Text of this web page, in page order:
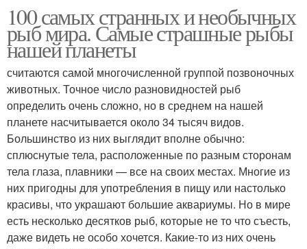
100 самых странных и необычных
рыб мира. Самые страшные рыбы
нашей планеты
считаются самой многочисленной группой позвоночных
животных. Точное число разновидностей рыб
определить очень сложно, но в среднем на нашей
планете насчитывается около 34 тысяч видов.
Большинство из них выглядит вполне обычно:
сплюснутые тела, расположенные по разным сторонам
тела глаза, плавники — все на своих местах. Многие из
них пригодны для употребления в пищу или настолько
красивы, что украшают большие аквариумы. Но в мире
есть несколько десятков рыб, которые не то что съесть,
даже видеть не особо хочется. Какие-то из них очень